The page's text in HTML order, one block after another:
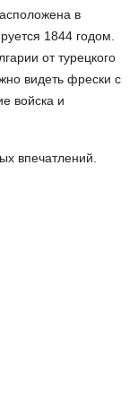
в
1844 годом.
от турецкого
видеть фрески с
войска и
впечатлений.